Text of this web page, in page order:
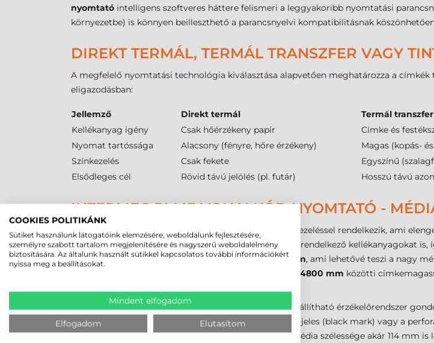
nyomtató intelligens szoftveres háttere felismeri a leggyakoribb nyomtatási
környezetbe) is könnyen beilleszthető a parancsnyelvi kompatibilitásnak
DIREKT TERMÁL, TERMÁL TRANSZFER VAGY
A megfelelő nyomtatási technológia kiválasztása alapvetően meghatározza a
eligazodásban:
Jellemző Direkt termál Termál transzfer
Kellékanyag igény
Csak hőérzékeny papír Címke és
Nyomat tartóssága
Alacsony (fényre, hőre érzékeny) Magas (kopás-
Színkezelés
Csak fekete Egyszínű
Elsődleges cél
Rövid távú jelölés (pl. futár) Hosszú távú
INTERMEC PM43 VONALKÓD NYOMTATÓ -
A Intermec PM43 címkenyomtató rugalmas média kezeléssel rendelkezik, ami
befogadja a25-ös,40-esés76-osbelső csévemérettel rendelkező kellékanyagokat is,
tekercsekhez. A maximális külső tekercsátmérő213 mm, ami lehetővé teszi a nagy
4800 mm közötti
A pontos pozicionálásról és a média érzékeléséről egy állítható érzékelőrendszer
a folyamatos szalagon lévő, a közközölt (gap), a fekete jeles (black mark) vagy a
nyomtatási szélessége104 mm, míg a befogadható média szélessége akár 114 mm
COOKIES POLITIKÁNK
Sütiket használunk látogatóink elemzésére, weboldalunk fejlesztésére,
személyre szabott tartalom megjelenítésére és nagyszerű weboldalélmény
biztosítására. Az általunk használt sütikkel kapcsolatos további információkért
nyissa meg a beállításokat.
Mindent elfogadom
Elfogadom Elutasítom